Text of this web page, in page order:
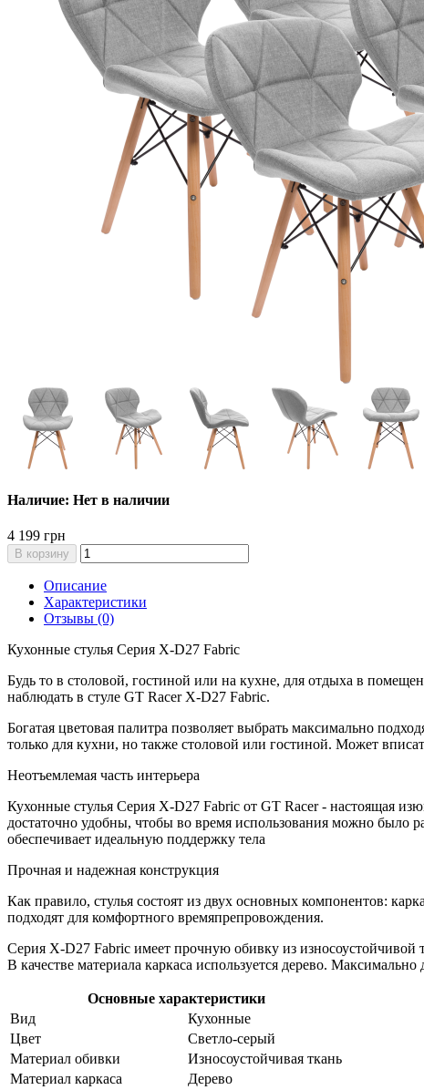
Наличие: Нет в наличии
4 199 грн
В корзину
Описание
Характеристики
Отзывы (0)
Кухонные стулья Серия X-D27 Fabric
Будь то в столовой, гостиной или на кухне, для отдыха в
наблюдать в стуле GT Racer X-D27 Fabric.
Богатая цветовая палитра позволяет выбрать максимально
только для кухни, но также столовой или гостиной. Может
Неотъемлемая часть интерьера
Кухонные стулья Серия X-D27 Fabric от GT Racer - настоящая
достаточно удобны, чтобы во время использования можно было
обеспечивает идеальную поддержку тела
Прочная и надежная конструкция
Как правило, стулья состоят из двух основных компонентов:
подходят для комфортного времяпрепровождения.
Серия X-D27 Fabric имеет прочную обивку из износоустойчивой
В качестве материала каркаса используется дерево.
Основные характеристики
Вид
Кухонные
Цвет
Светло-серый
Материал обивки
Износоустойчивая ткань
Материал каркаса
Дерево